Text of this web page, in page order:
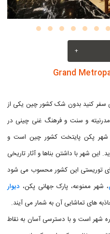
+
سفر کنید بدون شک کشور چین یکی از
مدرنیته و سنت و فرهنگ غنی چینی در
شهر پکن پایتخت کشور چین است و
شهر با داشتن بناها و آثار تاریخی
توریستی این کشور محسوب می شود
، شهر ممنوعه، پارک جهانی پکن، دیوار
های تماشایی آن به شمار می آیند.
مترو پارک از هتل های ۵ ستاره شهر است و با دسترسی آسان به نقاط